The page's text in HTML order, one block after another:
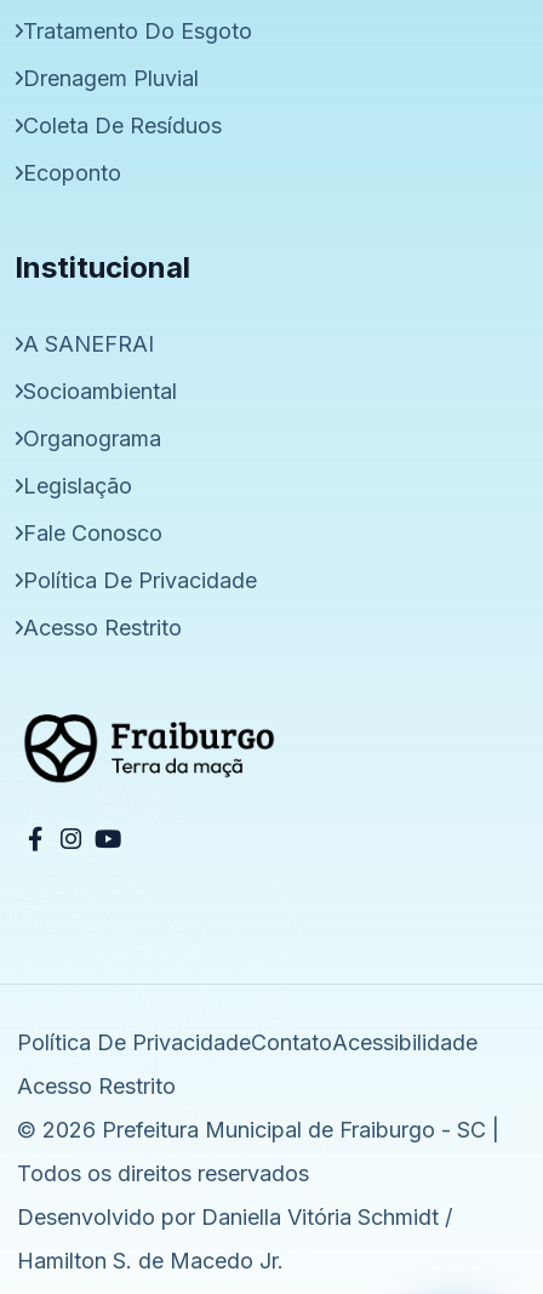
Tratamento Do Esgoto
Drenagem Pluvial
Coleta De Resíduos
Ecoponto
Institucional
A SANEFRAI
Socioambiental
Organograma
Legislação
Fale Conosco
Política De Privacidade
Acesso Restrito
© 2026 Prefeitura Municipal de Fraiburgo - SC |
Todos os direitos reservados
Desenvolvido por Daniella Vitória Schmidt /
Hamilton S. de Macedo Jr.
Política De PrivacidadeContatoAcessibilidade
Acesso Restrito